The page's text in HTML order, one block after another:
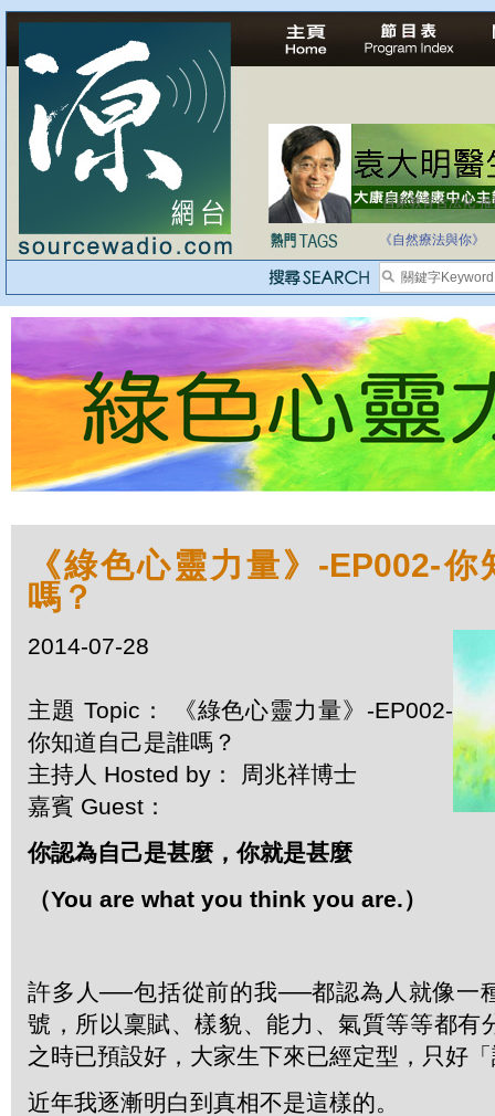
自家教育合法化-
《自然療法與你》
《綠色心靈力量》-EP002-
嗎？
2014-07-28
主題 Topic： 《綠色心靈力量》-EP002-
你知道自己是誰嗎？
主持人 Hosted by： 周兆祥博士
嘉賓 Guest：
你認為自己是甚麼，你就是甚麼
（You are what you think you are.）
許多人──包括從前的我──都認為人就像一
號，所以稟賦、樣貌、能力、氣質等等都有
之時已預設好，大家生下來已經定型，只好
近年我逐漸明白到真相不是這樣的。